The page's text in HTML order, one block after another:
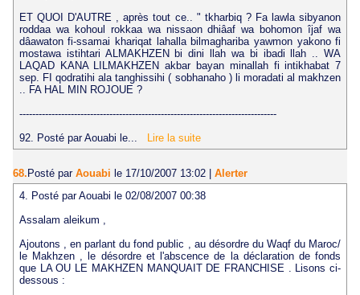
ET QUOI D'AUTRE , après tout ce.. " tkharbiq ? Fa lawla sibyanon
roddaa wa kohoul rokkaa wa nissaon dhiâaf wa bohomon îjaf wa
dâawaton fi-ssamai khariqat lahalla bilmaghariba yawmon yakono fi
mostawa istihtari ALMAKHZEN bi dini llah wa bi ibadi llah .. WA
LAQAD KANA LILMAKHZEN akbar bayan minallah fi intikhabat 7
sep. FI qodratihi ala tanghissihi ( sobhanaho ) li moradati al makhzen
.. FA HAL MIN ROJOUE ?
--------------------------------------------------------------------------------
92. Posté par Aouabi le... Lire la suite
68. Posté par Aouabi le 17/10/2007 13:02
Alerter
4. Posté par Aouabi le 02/08/2007 00:38
Assalam aleikum ,
Ajoutons , en parlant du fond public , au désordre du Waqf du Maroc/
le Makhzen , le désordre et l'abscence de la déclaration de fonds
que LA OU LE MAKHZEN MANQUAIT DE FRANCHISE . Lisons ci-
dessous :